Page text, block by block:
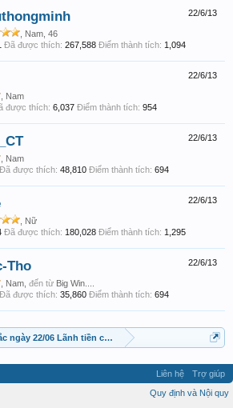
22/6/13
, Nam, 46
Đã được thích: 267,588 Điểm thành tích: 1,094
22/6/13
, Nam
được thích: 6,037 Điểm thành tích: 954
22/6/13
, Nam
Đã được thích: 48,810 Điểm thành tích: 694
22/6/13
, Nữ
Đã được thích: 180,028 Điểm thành tích: 1,295
22/6/13
Tho
, Nam, đến từ Big Win....
Đã được thích: 35,860 Điểm thành tích: 694
ngày 22/06 Lãnh tiền cuối tuần
Liên hệ
Trợ giúp
Quy định và Nội quy